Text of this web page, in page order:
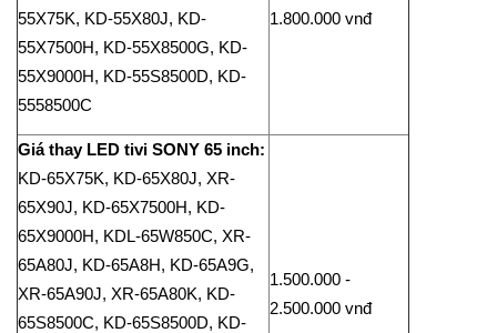
55X75K, KD-55X80J, KD-
55X7500H, KD-55X8500G, KD-
55X9000H, KD-55S8500D, KD-
5558500C
1.800.000 vnđ
Giá thay LED tivi SONY 65 inch:
KD-65X75K, KD-65X80J, XR-
65X90J, KD-65X7500H, KD-
65X9000H, KDL-65W850C, XR-
65A80J, KD-65A8H, KD-65A9G,
XR-65A90J, XR-65A80K, KD-
65S8500C, KD-65S8500D, KD-
1.500.000 -
2.500.000 vnđ